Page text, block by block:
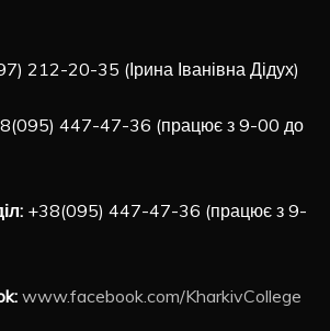
212-20-35 (Ірина Іванівна Дідух)
447-47-36 (працює з 9-00 до
+38(095) 447-47-36 (працює з 9-
www.facebook.com/KharkivCollege